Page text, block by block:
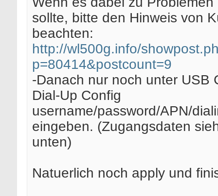
sollte, bitte den Hinweis von
beachten:
http://wl500g.info/
p=80414&postcount=9
-Danach nur noch unter USB
Dial-Up Config
username/password/APN/
eingeben. (Zugangsdaten
unten)
Natuerlich noch apply und